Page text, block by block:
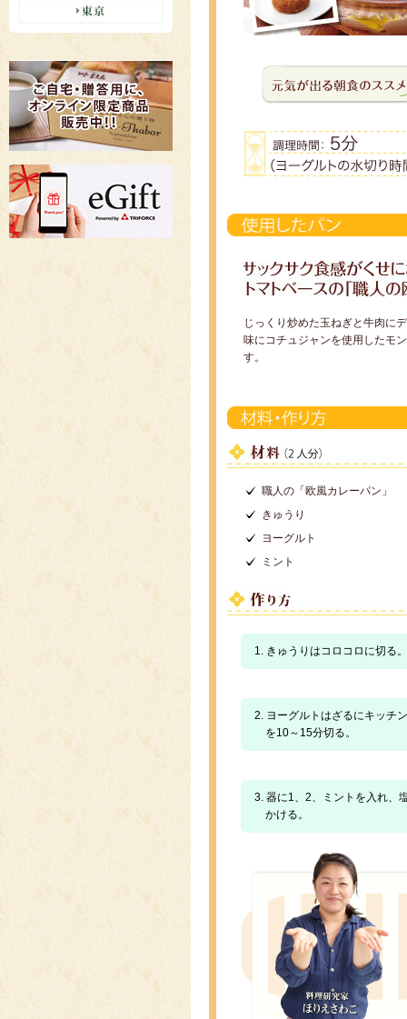
じっくり炒めた玉ねぎと牛肉に
味にコチュジャンを使用したモ
す。
職人の「欧風カレーパン」
きゅうり
ヨーグルト
ミント
1. きゅうりはコロコロに切る。
2. ヨーグルトはざるにキッチ
を10～15分切る。
3. 器に1、2、ミントを入れ、
かける。